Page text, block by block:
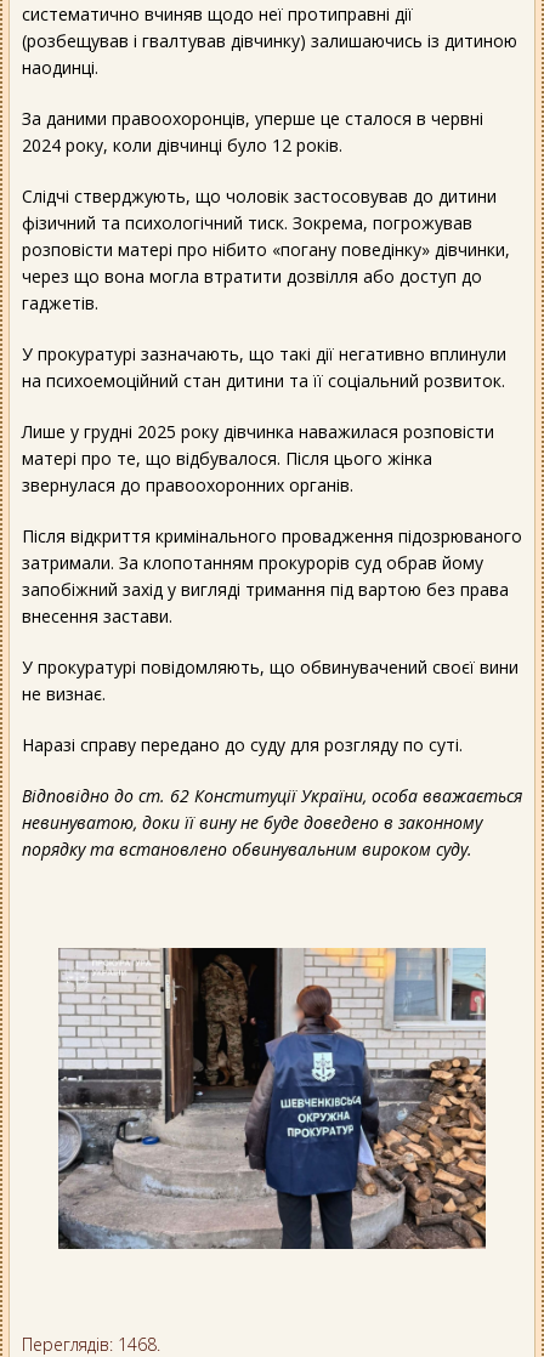
систематично вчиняв щодо неї протиправні дії
(розбещував і гвалтував дівчинку) залишаючись із дитиною
наодинці.
За даними правоохоронців, уперше це сталося в червні
2024 року, коли дівчинці було 12 років.
Слідчі стверджують, що чоловік застосовував до дитини
фізичний та психологічний тиск. Зокрема, погрожував
розповісти матері про нібито «погану поведінку» дівчинки,
через що вона могла втратити дозвілля або доступ до
гаджетів.
У прокуратурі зазначають, що такі дії негативно вплинули
на психоемоційний стан дитини та її соціальний розвиток.
Лише у грудні 2025 року дівчинка наважилася розповісти
матері про те, що відбувалося. Після цього жінка
звернулася до правоохоронних органів.
Після відкриття кримінального провадження підозрюваного
затримали. За клопотанням прокурорів суд обрав йому
запобіжний захід у вигляді тримання під вартою без права
внесення застави.
У прокуратурі повідомляють, що обвинувачений своєї вини
не визнає.
Наразі справу передано до суду для розгляду по суті.
Відповідно до ст. 62 Конституції України, особа вважається
невинуватою, доки її вину не буде доведено в законному
порядку та встановлено обвинувальним вироком суду.
Переглядів: 1468.